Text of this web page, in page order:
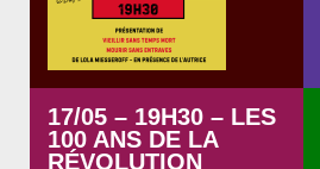
17/05 – 19H30 – LES
100 ANS DE LA
RÉVOLUTION